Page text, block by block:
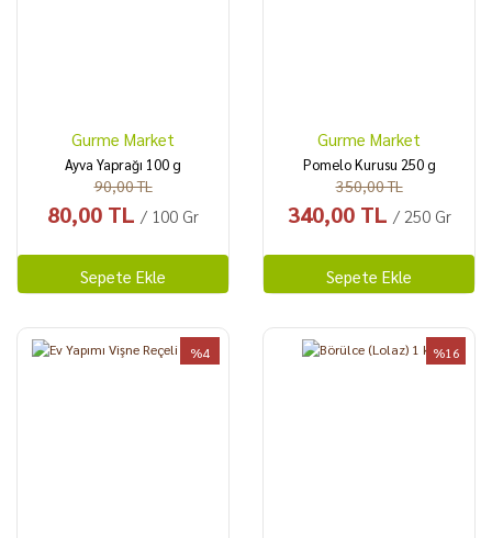
Gurme Market
Ayva Yaprağı 100 g
90,00 TL
80,00 TL / 100 Gr
Sepete Ekle
Gurme Market
Pomelo Kurusu 250 g
350,00 TL
340,00 TL / 250 Gr
Sepete Ekle
%4 %16